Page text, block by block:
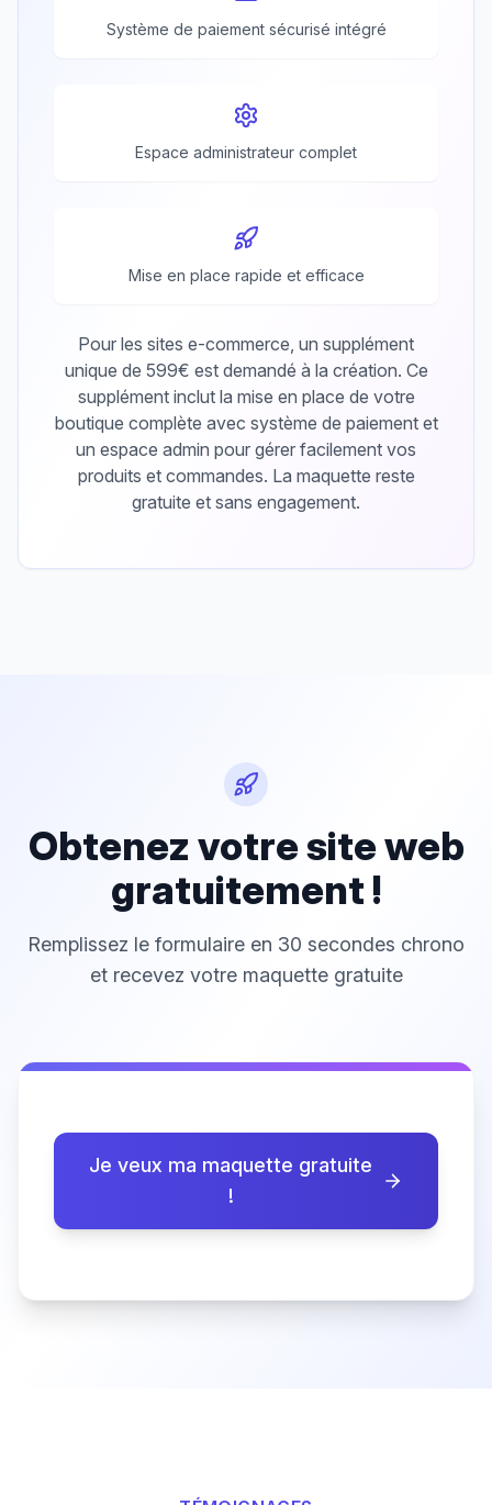
Système de paiement sécurisé intégré
Espace administrateur complet
Mise en place rapide et efficace
Pour les sites e-commerce, un supplément
unique de 599€ est demandé à la création. Ce
supplément inclut la mise en place de votre
boutique complète avec système de paiement et
un espace admin pour gérer facilement vos
produits et commandes. La maquette reste
gratuite et sans engagement.
Obtenez votre site web
gratuitement !
Remplissez le formulaire en 30 secondes chrono
et recevez votre maquette gratuite
Je veux ma maquette gratuite
!